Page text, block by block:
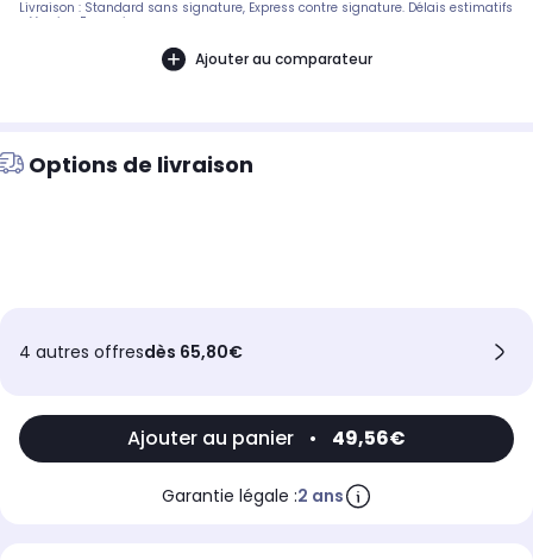
Livraison : Standard sans signature, Express contre signature. Délais estimatifs
- Version Francaise
Ajouter au comparateur
Options de livraison
4 autres offresdès 65,80€
Ajouter au panier • 49,56€
Garantie légale :2 ans